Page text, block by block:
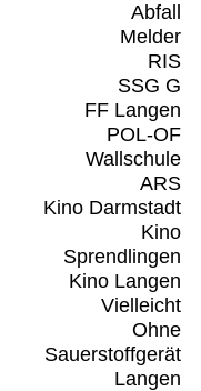
Abfall
Melder
RIS
SSG G
FF Langen
POL-OF
Wallschule
ARS
Kino Darmstadt
Kino
Sprendlingen
Kino Langen
Vielleicht
Ohne
Sauerstoffgerät
Langen